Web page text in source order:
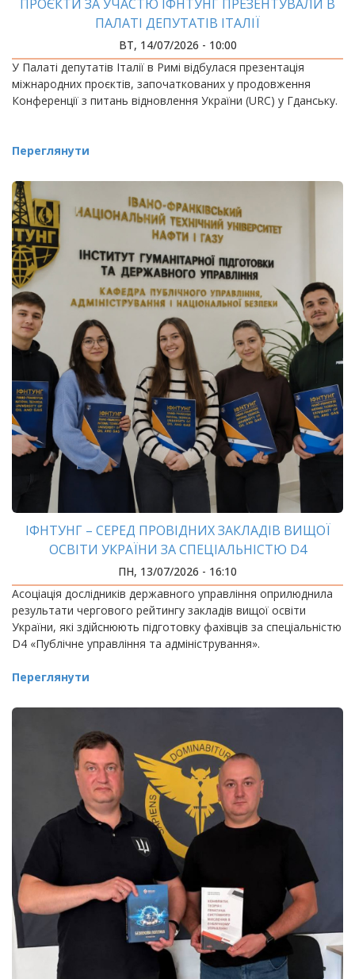
ПРОЄКТИ ЗА УЧАСТЮ ІФНТУНГ ПРЕЗЕНТУВАЛИ В
ПАЛАТІ ДЕПУТАТІВ ІТАЛІЇ
ВТ, 14/07/2026 - 10:00
У Палаті депутатів Італії в Римі відбулася презентація
міжнародних проєктів, започаткованих у продовження
Конференції з питань відновлення України (URC) у Гданську.
Переглянути
ІФНТУНГ – СЕРЕД ПРОВІДНИХ ЗАКЛАДІВ ВИЩОЇ
ОСВІТИ УКРАЇНИ ЗА СПЕЦІАЛЬНІСТЮ D4
«ПУБЛІЧНЕ УПРАВЛІННЯ ТА АДМІНІСТРУВАННЯ»
ПН, 13/07/2026 - 16:10
Асоціація дослідників державного управління оприлюднила
результати чергового рейтингу закладів вищої освіти
України, які здійснюють підготовку фахівців за спеціальністю
D4 «Публічне управління та адміністрування».
Переглянути